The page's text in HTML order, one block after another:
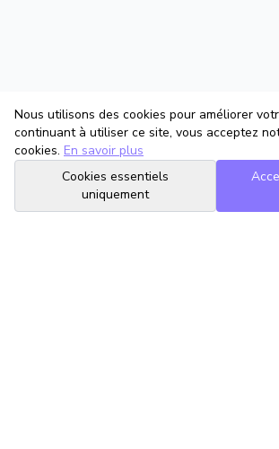
Nous utilisons des cookies pour améliorer
continuant à utiliser ce site, vous acceptez
cookies. En savoir plus
Cookies essentiels
uniquement